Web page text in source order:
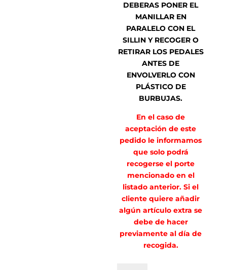
DEBERAS PONER EL
MANILLAR EN
PARALELO CON EL
SILLIN Y RECOGER O
RETIRAR LOS PEDALES
ANTES DE
ENVOLVERLO CON
PLÁSTICO DE
BURBUJAS.
En el caso de
aceptación de este
pedido le informamos
que solo podrá
recogerse el porte
mencionado en el
listado anterior. Si el
cliente quiere añadir
algún artículo extra se
debe de hacer
previamente al día de
recogida.